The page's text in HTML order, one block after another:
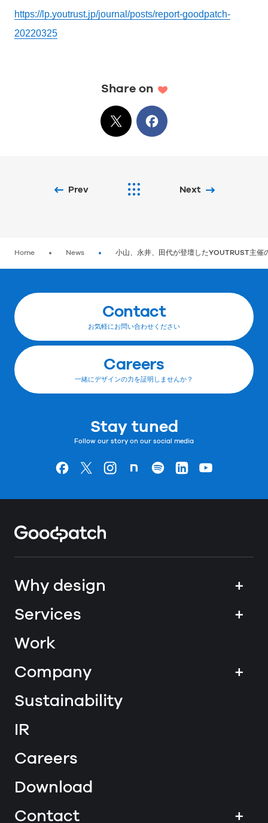
https://lp.youtrust.jp/journal/posts/report-goodpatch-
20220325
Share on
XでシェアFacebook
Prev Next
Home News 小山、永井、田代が登壇したYOUTRUST主催
Contact
お気軽にお問い合わせください
Careers
一緒にデザインの力を証明しませんか？
Stay tuned
Follow our story on our social media
Goodpatchの
ページ
Goodpatchの
ページ
Goodpatchの
ページGoodpatchの
ページ
Goodpatchの
ページ
Goodpatchの
ページ
Goodpatchの
Why design
+
Services
+
Work
Company
+
Sustainability
IR
Careers
Download
Contact
+